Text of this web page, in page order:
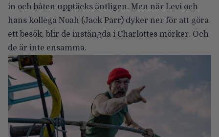
in och båten upptäcks äntligen. Men när Levi och
hans kollega Noah (Jack Parr) dyker ner för att göra
ett besök, blir de instängda i Charlottes mörker. Och
de är inte ensamma.